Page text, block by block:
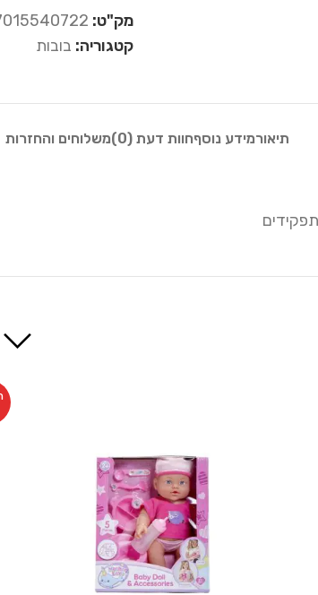
מק"ט: (09-001)
קטגוריה: בובות
תיאורמידע נוסףחוות דעת (0) משלוחים והחזרות